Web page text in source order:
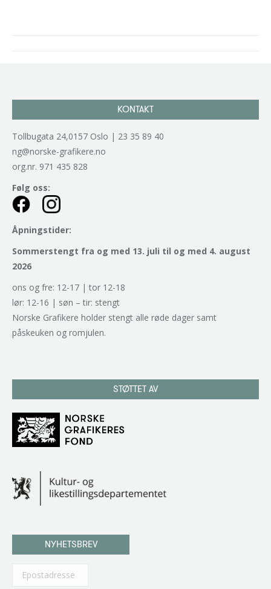
KONTAKT
Tollbugata 24,0157 Oslo | 23 35 89 40
ng@norske-grafikere.no
org.nr. 971 435 828
Følg oss:
Åpningstider:
Sommerstengt fra og med 13. juli til og med 4. august
2026
ons og fre: 12-17 | tor 12-18
lør: 12-16 | søn – tir: stengt
Norske Grafikere holder stengt alle røde dager samt
påskeuken og romjulen.
STØTTET AV
NYHETSBREV